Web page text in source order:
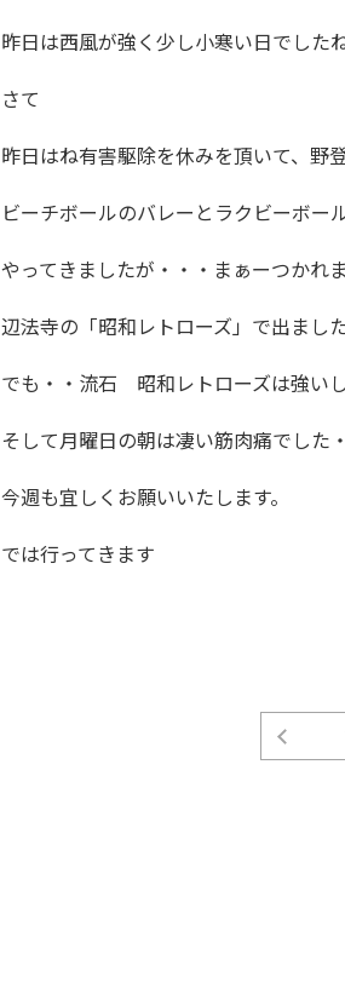
昨日は西風が強く少し小寒い日でした
さて
昨日はね有害駆除を休みを頂いて、野
ビーチボールのバレーとラクビーボー
やってきましたが・・・まぁーつかれ
辺法寺の「昭和レトローズ」で出ま
でも・・流石 昭和レトローズは強い
そして月曜日の朝は凄い筋肉痛でした
今週も宜しくお願いいたします。
では行ってきます